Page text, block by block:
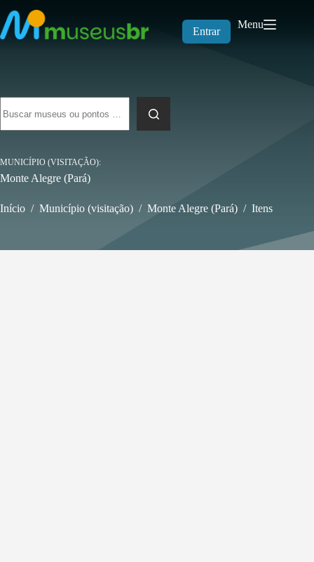
para
o
conteúdo
Entrar
Menu
resultados
MUNICÍPIO (VISITAÇÃO)
Monte Alegre (Pará)
Início / Município (visitação) / Monte Alegre (Pará) / Itens